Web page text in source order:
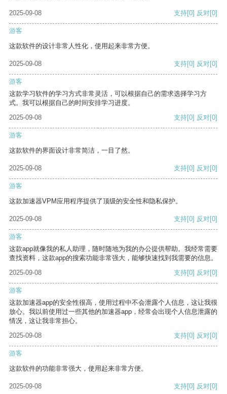
2025-09-08 支持[0] 反对[0]
游客
这款软件的设计非常人性化，使用起来非常方便。
2025-09-08 支持[0] 反对[0]
游客
这款学习软件的学习方式非常灵活，可以根据自己的需求选择学习方
式。我可以根据自己的时间安排学习进度。
2025-09-08
支持[0] 反对[0]
游客
这款软件的界面设计非常简洁，一目了然。
2025-09-08 支持[0] 反对[0]
游客
这款加速器VPM应用程序提供了顶级的安全性和隐私保护。
2025-09-08 支持[0] 反对[0]
游客
这款app就像我的私人助理，随时随地为我的办公提供帮助。我经常需要
查找资料，这款app的搜索功能非常强大，能够快速找到我需要的信息。
2025-09-08
支持[0] 反对[0]
游客
这款加速器app的安全性很高，使用过程中不会泄露个人信息，这让我很
放心。我以前使用过一些其他的加速器app，经常会出现个人信息泄露的
情况，这让我非常担心。
2025-09-08
支持[0] 反对[0]
游客
这款软件的功能非常强大，使用起来非常方便。
2025-09-08 支持[0] 反对[0]